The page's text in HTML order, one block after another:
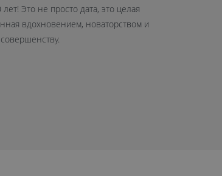
Это не просто дата, это целая
вдохновением, новаторством и